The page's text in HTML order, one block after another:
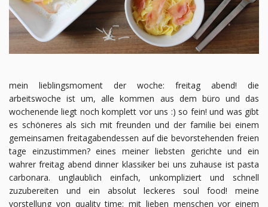
mein lieblingsmoment der woche: freitag abend! die
arbeitswoche ist um, alle kommen aus dem büro und das
wochenende liegt noch komplett vor uns :) so fein! und was gibt
es schöneres als sich mit freunden und der familie bei einem
gemeinsamen freitagabendessen auf die bevorstehenden freien
tage einzustimmen? eines meiner liebsten gerichte und ein
wahrer freitag abend dinner klassiker bei uns zuhause ist pasta
carbonara. unglaublich einfach, unkompliziert und schnell
zuzubereiten und ein absolut leckeres soul food! meine
vorstellung von quality time: mit lieben menschen vor einem